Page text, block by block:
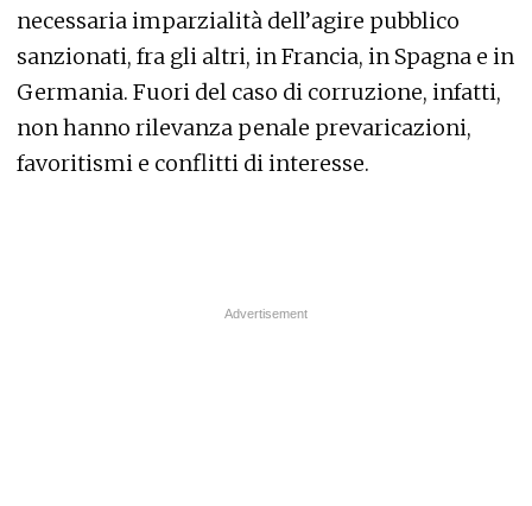
necessaria imparzialità dell’agire pubblico
sanzionati, fra gli altri, in Francia, in Spagna e in
Germania. Fuori del caso di corruzione, infatti,
non hanno rilevanza penale prevaricazioni,
favoritismi e conflitti di interesse.